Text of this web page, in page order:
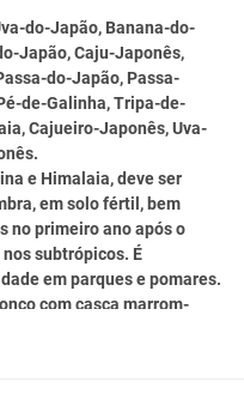
do-Japão, Banana-do-
Japão, Caju-Japonês,
do-Japão, Passa-
de-Galinha, Tripa-de-
Cajueiro-Japonês, Uva-
e Himalaia, deve ser
em solo fértil, bem
no primeiro ano após o
subtrópicos. É
em parques e pomares.
com casca marrom-
aberta e arredondada.
e axiliares. Flores
de cor marrom, comestíveis